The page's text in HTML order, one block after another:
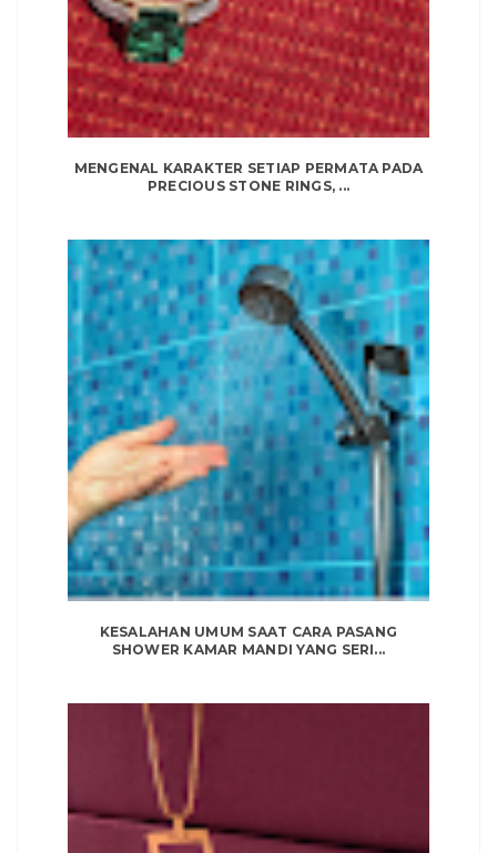
MENGENAL KARAKTER SETIAP PERMATA PADA
PRECIOUS STONE RINGS, ...
KESALAHAN UMUM SAAT CARA PASANG
SHOWER KAMAR MANDI YANG SERI...